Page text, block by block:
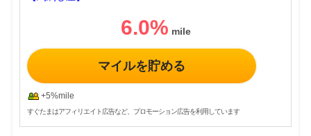
6.0%
マイルを貯める
+5%mile
すぐたまはアフィリエイト広告など、プロモーション広告を利用しています